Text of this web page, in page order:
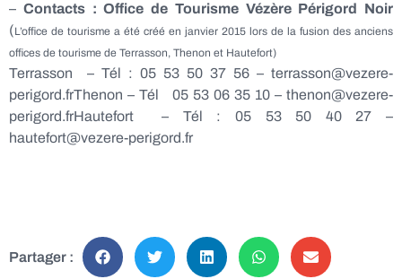
– Contacts : Office de Tourisme Vézère Périgord Noir
(L’office de tourisme a été créé en janvier 2015 lors de la fusion des anciens
offices de tourisme de Terrasson, Thenon et Hautefort)
Terrasson – Tél : 05 53 50 37 56 – terrasson@vezere-
perigord.frThenon – Tél 05 53 06 35 10 – thenon@vezere-
perigord.frHautefort – Tél : 05 53 50 40 27 –
hautefort@vezere-perigord.fr
Partager :